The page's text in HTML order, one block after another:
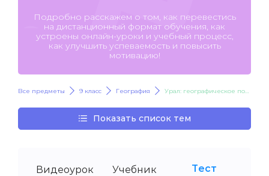
Подробно расскажем о том, как перевестись
на дистанционный формат обучения, как
устроены онлайн-уроки и учебный процесс,
как улучшить успеваемость и повысить
мотивацию!
Все предметы 9 класс География Урал: географическое положение и природа
Показать список тем
Видеоурок Учебник Тест